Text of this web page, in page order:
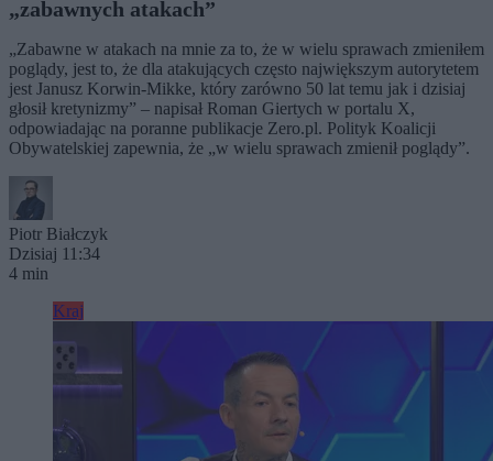
„zabawnych atakach”
„Zabawne w atakach na mnie za to, że w wielu sprawach zmieniłem
poglądy, jest to, że dla atakujących często największym autorytetem
jest Janusz Korwin-Mikke, który zarówno 50 lat temu jak i dzisiaj
głosił kretynizmy” – napisał Roman Giertych w portalu X,
odpowiadając na poranne publikacje Zero.pl. Polityk Koalicji
Obywatelskiej zapewnia, że „w wielu sprawach zmienił poglądy”.
Piotr Białczyk
Dzisiaj 11:34
4 min
Kraj